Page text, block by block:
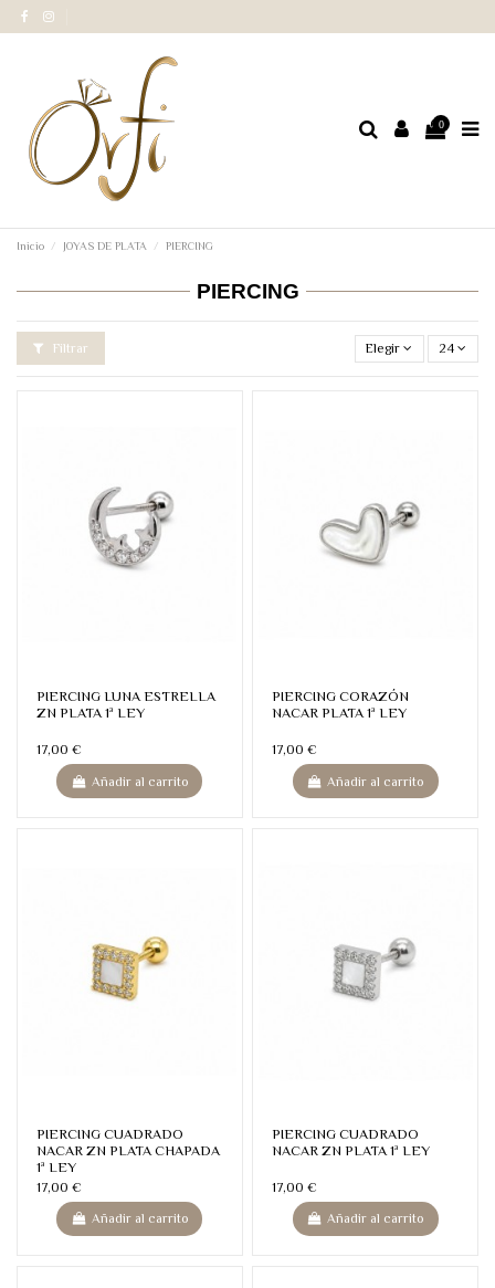
0
Inicio JOYAS DE PLATA PIERCING
PIERCING
Filtrar Elegir 24
PIERCING LUNA ESTRELLA
ZN PLATA 1ª LEY
17,00 €
Añadir al carrito
PIERCING CORAZÓN
NACAR PLATA 1ª LEY
17,00 €
Añadir al carrito
PIERCING CUADRADO
NACAR ZN PLATA CHAPADA
1ª LEY
17,00 €
Añadir al carrito
PIERCING CUADRADO
NACAR ZN PLATA 1ª LEY
17,00 €
Añadir al carrito